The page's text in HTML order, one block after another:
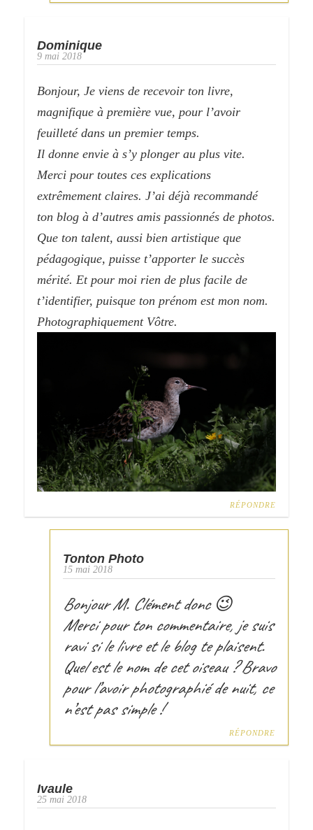
Dominique
9 mai 2018
Bonjour, Je viens de recevoir ton livre,
magnifique à première vue, pour l’avoir
feuilleté dans un premier temps.
Il donne envie à s’y plonger au plus vite.
Merci pour toutes ces explications
extrêmement claires. J’ai déjà recommandé
ton blog à d’autres amis passionnés de photos.
Que ton talent, aussi bien artistique que
pédagogique, puisse t’apporter le succès
mérité. Et pour moi rien de plus facile de
t’identifier, puisque ton prénom est mon nom.
Photographiquement Vôtre.
RÉPONDRE
Tonton Photo
15 mai 2018
Bonjour M. Clément donc 😉
Merci pour ton commentaire, je suis
ravi si le livre et le blog te plaisent.
Quel est le nom de cet oiseau ? Bravo
pour l’avoir photographié de nuit, ce
n’est pas simple !
RÉPONDRE
Ivaule
25 mai 2018